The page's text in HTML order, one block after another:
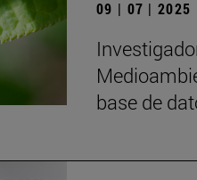
09 | 07 | 2025
base de